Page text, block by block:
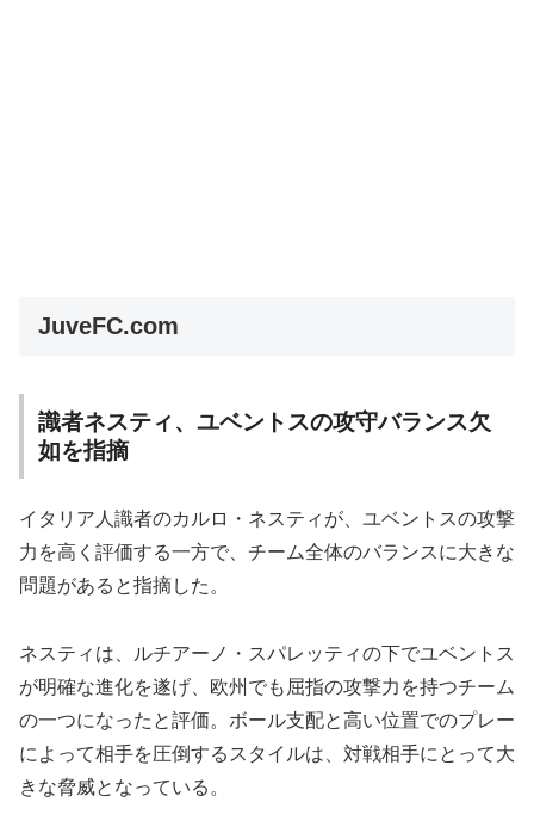
JuveFC.com
識者ネスティ、ユベントスの攻守バランス欠
如を指摘
イタリア人識者のカルロ・ネスティが、ユベントスの攻撃
力を高く評価する一方で、チーム全体のバランスに大きな
問題があると指摘した。
ネスティは、ルチアーノ・スパレッティの下でユベントス
が明確な進化を遂げ、欧州でも屈指の攻撃力を持つチーム
の一つになったと評価。ボール支配と高い位置でのプレー
によって相手を圧倒するスタイルは、対戦相手にとって大
きな脅威となっている。